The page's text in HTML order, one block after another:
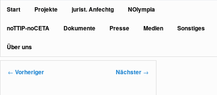
Hauptmenü
Start Projekte jurist. Anfechtg NOlympia
noTTIP-noCETA Dokumente Presse Medien Sonstiges
Über uns
Beitragsnavigation
← Vorheriger Nächster →